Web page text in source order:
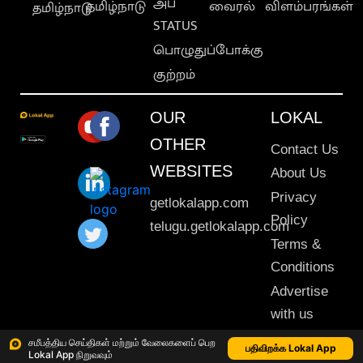
சமீபத்திய செய்திகள் மற்றும் வேலைகளைப் பெற
Lokal App நிறுவவும்
பதிவிறக்க Lokal App
தமிழ்நாடுதமிழ்நாடு
STATUS
பொழுதுப்போக்கு
குற்றம்
வைரல் விளம்பரங்கள்
OUR
OTHER
WEBSITES
getlokalapp.com
telugu.getlokalapp.com
LOKAL
Contact Us
About Us
Privacy
Policy
Terms &
Conditions
Advertise
with us
Sitemap
This material may not be published, transmitted, rewritten or redistributed. © 2020 Lokal App. All rights reserved.